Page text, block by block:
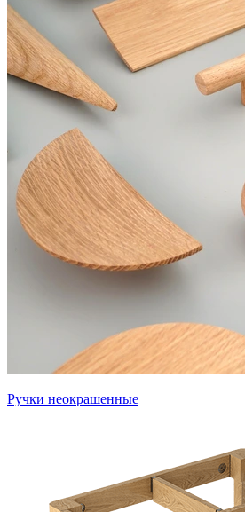
Ручки неокрашенные